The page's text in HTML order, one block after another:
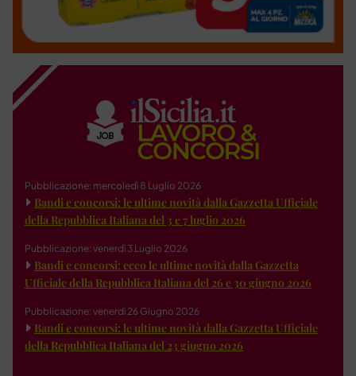
Pubblicazione: mercoledì 8 Luglio 2026
Bandi e concorsi: le ultime novità dalla Gazzetta Ufficiale
della Repubblica Italiana del 3 e 7 luglio 2026
Pubblicazione: venerdì 3 Luglio 2026
Bandi e concorsi: ecco le ultime novità dalla Gazzetta
Ufficiale della Repubblica Italiana del 26 e 30 giugno 2026
Pubblicazione: venerdì 26 Giugno 2026
Bandi e concorsi: le ultime novità dalla Gazzetta Ufficiale
della Repubblica Italiana del 23 giugno 2026